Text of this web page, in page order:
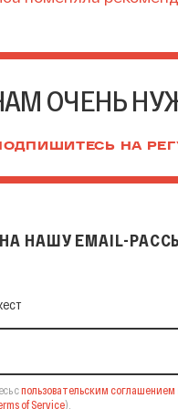
ОЧЕНЬ
НА
НАШУ EMAIL-
рассылку
спользовательским соглашением
of Service).